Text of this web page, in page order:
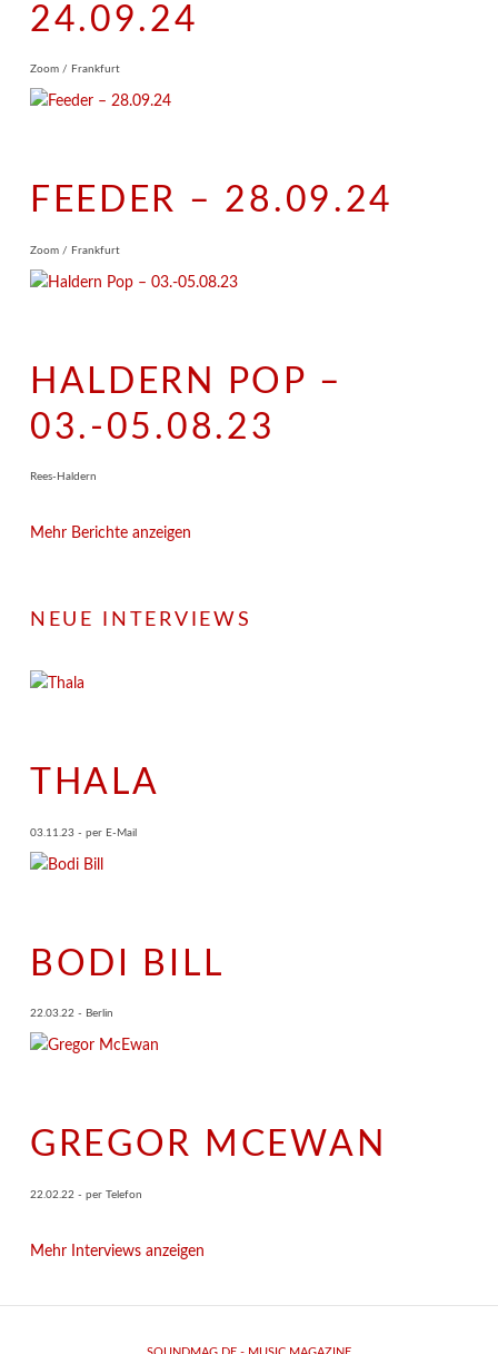
24.09.24
Zoom / Frankfurt
FEEDER – 28.09.24
Zoom / Frankfurt
HALDERN POP –
03.-05.08.23
Rees-Haldern
Mehr Berichte anzeigen
NEUE INTERVIEWS
THALA
03.11.23 - per E-Mail
BODI BILL
22.03.22 - Berlin
GREGOR MCEWAN
22.02.22 - per Telefon
Mehr Interviews anzeigen